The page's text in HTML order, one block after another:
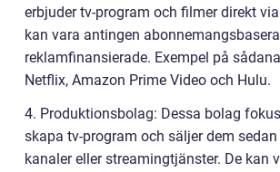
erbjuder tv-program och filmer direkt
kan vara antingen
reklamfinansierade. Exempel på
Netflix, Amazon Prime Video och Hulu.
4. Produktionsbolag: Dessa bolag
skapa tv-program och säljer dem
kanaler eller streamingtjänster. De kan